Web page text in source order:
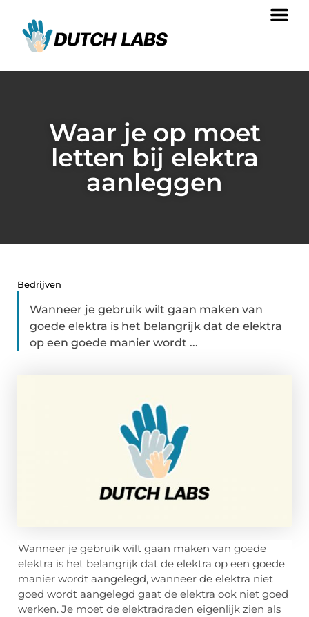
Waar je op moet
letten bij elektra
aanleggen
Bedrijven
Wanneer je gebruik wilt gaan maken van
goede elektra is het belangrijk dat de elektra
op een goede manier wordt ...
Wanneer je gebruik wilt gaan maken van goede
elektra is het belangrijk dat de elektra op een goede
manier wordt aangelegd, wanneer de elektra niet
goed wordt aangelegd gaat de elektra ook niet goed
werken. Je moet de elektradraden eigenlijk zien als